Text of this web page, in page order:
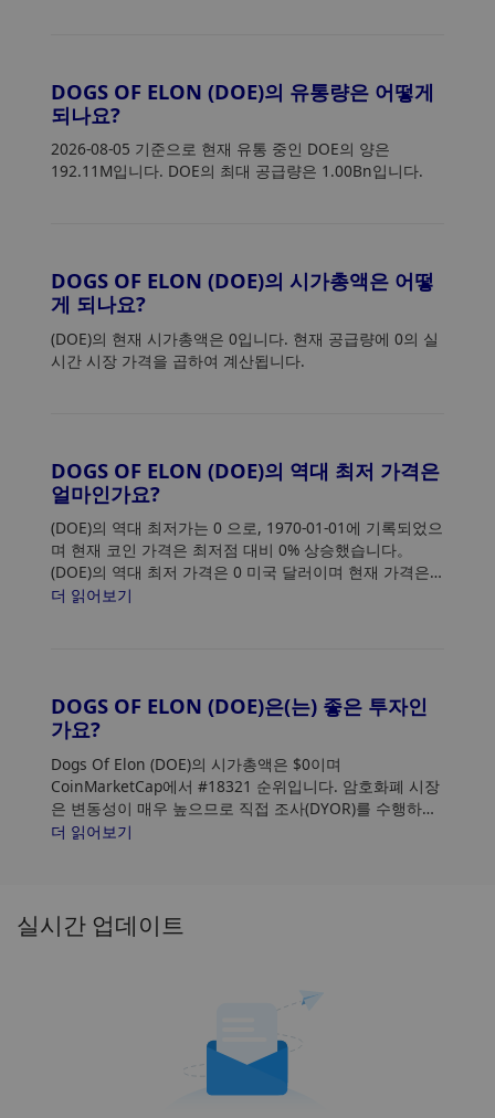
DOGS OF ELON (DOE)의 유통량은 어떻게
되나요?
2026-08-05 기준으로 현재 유통 중인 DOE의 양은
192.11M입니다. DOE의 최대 공급량은 1.00Bn입니다.
DOGS OF ELON (DOE)의 시가총액은 어떻
게 되나요?
(DOE)의 현재 시가총액은 0입니다. 현재 공급량에 0의 실
시간 시장 가격을 곱하여 계산됩니다.
DOGS OF ELON (DOE)의 역대 최저 가격은
얼마인가요?
(DOE)의 역대 최저가는 0 으로, 1970-01-01에 기록되었으
며 현재 코인 가격은 최저점 대비 0% 상승했습니다。
(DOE)의 역대 최저 가격은 0 미국 달러이며 현재 가격은
최저점 대비 0% 상승했습니다.
더 읽어보기
DOGS OF ELON (DOE)은(는) 좋은 투자인
가요?
Dogs Of Elon (DOE)의 시가총액은 $0이며
CoinMarketCap에서 #18321 순위입니다. 암호화폐 시장
은 변동성이 매우 높으므로 직접 조사(DYOR)를 수행하고
위험 허용 범위를 평가하십시오. 또한 Dogs Of
더 읽어보기
실시간 업데이트